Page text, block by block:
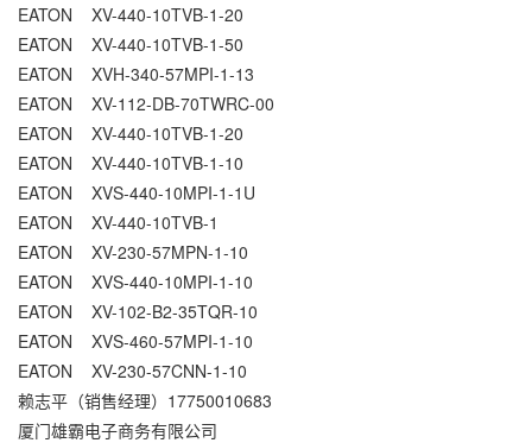
EATON XV-440-10TVB-1-20
EATON XV-440-10TVB-1-50
EATON XVH-340-57MPI-1-13
EATON XV-112-DB-70TWRC-00
EATON XV-440-10TVB-1-20
EATON XV-440-10TVB-1-10
EATON XVS-440-10MPI-1-1U
EATON XV-440-10TVB-1
EATON XV-230-57MPN-1-10
EATON XVS-440-10MPI-1-10
EATON XV-102-B2-35TQR-10
EATON XVS-460-57MPI-1-10
EATON XV-230-57CNN-1-10
赖志平（销售经理）17750010683
厦门雄霸电子商务有限公司